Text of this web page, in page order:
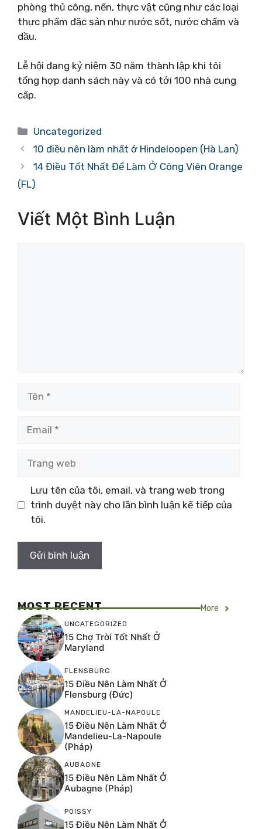
phòng thủ công, nến, thực vật cũng như các loại
thực phẩm đặc sản như nước sốt, nước chấm và
dầu.
Lễ hội đang kỷ niệm 30 năm thành lập khi tôi
tổng hợp danh sách này và có tới 100 nhà cung
cấp.
Danh
mục
Uncategorized
10 điều nên làm nhất ở Hindeloopen (Hà Lan)
14 Điều Tốt Nhất Để Làm Ở Công Viên Orange
(FL)
Viết Một Bình Luận
web
Lưu tên của tôi, email, và trang web trong
trình duyệt này cho lần bình luận kế tiếp của
tôi.
MOST RECENT More
UNCATEGORIZED
15 Chợ Trời Tốt Nhất Ở
Maryland
FLENSBURG
15 Điều Nên Làm Nhất Ở
Flensburg (Đức)
MANDELIEU-LA-NAPOULE
15 Điều Nên Làm Nhất Ở
Mandelieu-La-Napoule
(Pháp)
AUBAGNE
15 Điều Nên Làm Nhất Ở
Aubagne (Pháp)
POISSY
15 Điều Nên Làm Nhất Ở